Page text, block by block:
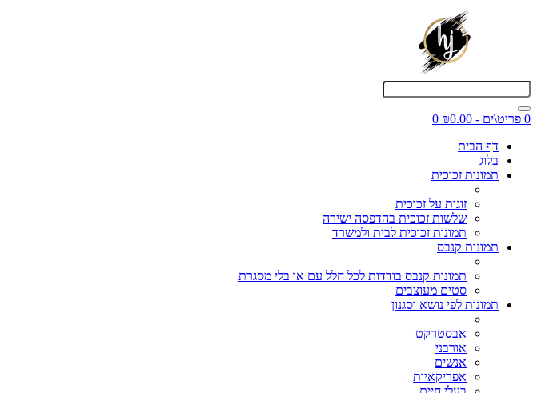
0 פריט\ים - ₪0.00
0
דף הבית
בלוג
תמונות זכוכית
זוגות על זכוכית
שלשות זכוכית בהדפסה ישירה
תמונות זכוכית לבית ולמשרד
תמונות קנבס
תמונות קנבס בודדות לכל חלל עם או בלי מסגרת
סטים מעוצבים
תמונות לפי נושא וסגנון
אבסטרקט
אורבני
אנשים
אפריקאיות